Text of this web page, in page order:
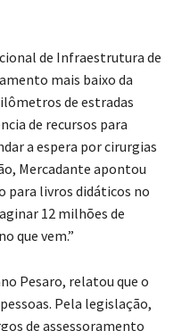
de Infraestrutura de
mais baixo da
de estradas
de recursos para
a espera por cirurgias
Mercadante apontou
para livros didáticos no
12 milhões de
que vem.”
Pesaro, relatou que o
Pela legislação,
de assessoramento